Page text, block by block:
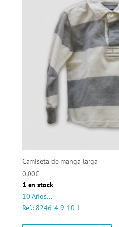
Camiseta de manga larga
0,00€
1 en stock
10 Años...
Ref.: 8246-4-9-10-I